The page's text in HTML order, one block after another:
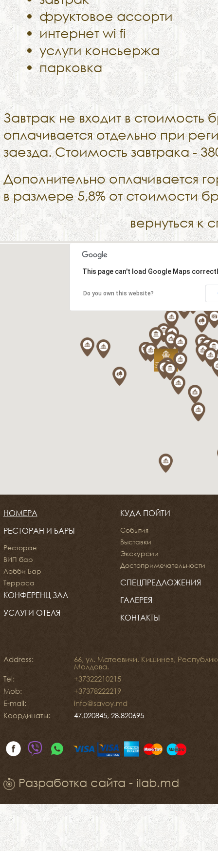
фруктовое ассорти
интернет wi fi
услуги консьержа
парковка
Завтрак не входит в стоимость
оплачивается отдельно при
заезда. Стоимость завтрака -
Дополнительно оплачивается
в размере 5,8% от стоимости
вернуться к
This page can't load Google Maps
Do you own this website?
НОМЕРА
РЕСТОРАН И БАРЫ
Ресторан
ВИП бар
Лобби Бар
Терраса
КОНФЕРЕНЦ ЗАЛ
УСЛУГИ ОТЕЛЯ
КУДА ПОЙТИ
События
Выставки
Экскурсии
Достопримечательности
СПЕЦПРЕДЛОЖЕНИЯ
ГАЛЕРЕЯ
КОНТАКТЫ
Address:
66, ул. Матеевичи, Кишинев,
Молдова.
Tel:
+37322210215
Mob:
+37378222219
E-mail:
info@savoy.md
Координаты:
47.020845, 28.820695
Разработка сайта - ilab.md